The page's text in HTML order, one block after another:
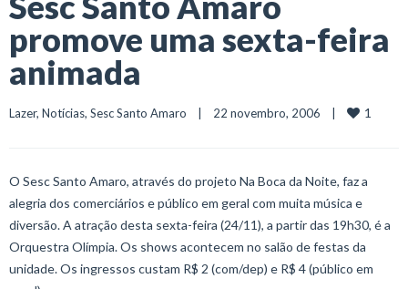
promove uma sexta-feira
animada
Lazer, Notícias, Sesc Santo Amaro
    |    22 novembro, 2006    |
1
O Sesc Santo Amaro, através do projeto Na Boca da Noite, faz a
alegria dos comerciários e público em geral com muita música e
diversão. A atração desta sexta-feira (24/11), a partir das 19h30, é a
Orquestra Olímpia. Os shows acontecem no salão de festas da
unidade. Os ingressos custam R$ 2 (com/dep) e R$ 4 (público em